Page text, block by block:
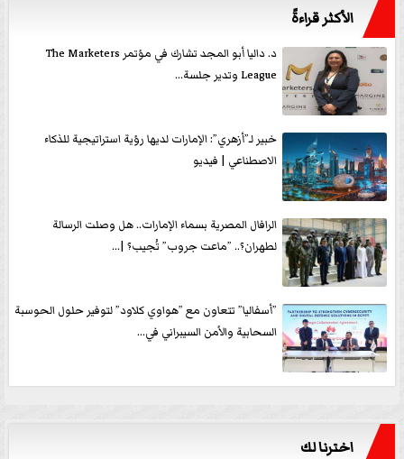
الأكثر قراءةً
د. داليا أبو المجد تشارك في مؤتمر The Marketers
League وتدير جلسة...
خبير لـ”أزهري”: الإمارات لديها رؤية استراتيجية للذكاء
الاصطناعي | فيديو
الرافال المصرية بسماء الإمارات.. هل وصلت الرسالة
لطهران؟.. ”ماعت جروب” تُجيب؟ |...
”أسفاليا” تتعاون مع ”هواوي كلاود” لتوفير حلول الحوسبة
السحابية والأمن السيبراني في...
اخترنا لك